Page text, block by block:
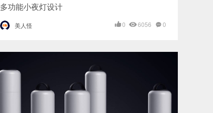
多功能小夜灯设计
美人怪 0 6056 0